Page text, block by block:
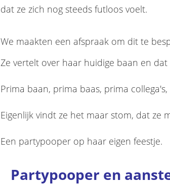
dat ze zich nog steeds futloos voelt.
We maakten een afspraak om dit te
Ze vertelt over haar huidige baan en
Prima baan, prima baas, prima
Eigenlijk vindt ze het maar stom, dat ze
Een partypooper op haar eigen feestje.
Partypooper en